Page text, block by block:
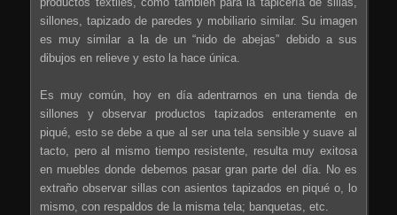
sillones, tapizado de paredes y mobiliario similar. Su imagen
es muy similar a la de un “nido de abejas” debido a sus
dibujos en relieve y esto la hace única.
Es muy común, hoy en día adentrarnos en una tienda de
sillones y observar productos tapizados enteramente en
piqué, esto se debe a que al ser una tela sensible y suave al
tacto, pero al mismo tiempo resistente, resulta muy exitosa
en muebles donde debemos pasar gran parte del día. No es
extraño observar sillas con asientos tapizados en piqué o, lo
mismo, con respaldos de la misma tela; banquetas, etc.